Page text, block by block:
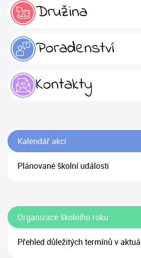
Družina
Poradenství
Kontakty
Kalendář akcí
Plánované školní události
Organizace školního roku
Přehled důležitých termínů v